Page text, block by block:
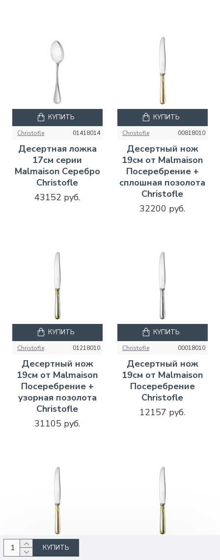
КУПИТЬ
Christofle 01418014
Десертная ложка
17см серии
Malmaison Серебро
Christofle
43152 руб.
КУПИТЬ
Christofle 00818010
Десертный нож
19см от Malmaison
Посеребрение +
сплошная позолота
Christofle
32200 руб.
КУПИТЬ
Christofle 01218010
Десертный нож
19см от Malmaison
Посеребрение +
узорная позолота
Christofle
31105 руб.
КУПИТЬ
Christofle 00018010
Десертный нож
19см от Malmaison
Посеребрение
Christofle
12157 руб.
КУПИТЬ
КУПИТЬ